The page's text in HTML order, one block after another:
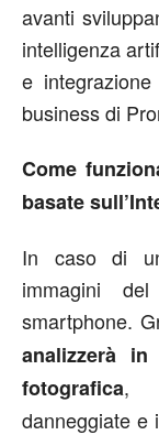
avanti
intelligenza
e
business di
Come
basate
In caso di
immagini
smartphone.
analizzerà in
fotografica,
danneggiate e